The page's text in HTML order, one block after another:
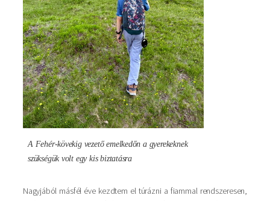
A Fehér-kövekig vezető emelkedőn a gyerekeknek
szükségük volt egy kis biztatásra
Nagyjából másfél éve kezdtem el túrázni a fiammal rendszeresen,